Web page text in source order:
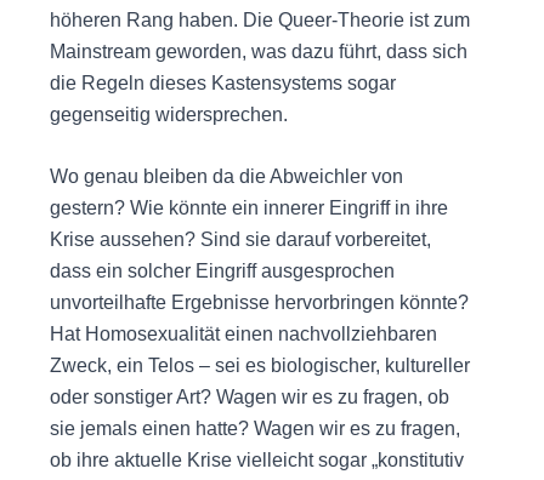
höheren Rang haben. Die Queer-Theorie ist zum
Mainstream geworden, was dazu führt, dass sich
die Regeln dieses Kastensystems sogar
gegenseitig widersprechen.
Wo genau bleiben da die Abweichler von
gestern? Wie könnte ein innerer Eingriff in ihre
Krise aussehen? Sind sie darauf vorbereitet,
dass ein solcher Eingriff ausgesprochen
unvorteilhafte Ergebnisse hervorbringen könnte?
Hat Homosexualität einen nachvollziehbaren
Zweck, ein Telos – sei es biologischer, kultureller
oder sonstiger Art? Wagen wir es zu fragen, ob
sie jemals einen hatte? Wagen wir es zu fragen,
ob ihre aktuelle Krise vielleicht sogar „konstitutiv